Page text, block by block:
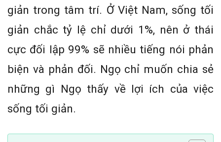
giản trong tâm trí. Ở Việt Nam, sống tối
giản chắc tỷ lệ chỉ dưới 1%, nên ở thái
cực đối lập 99% sẽ nhiều tiếng nói phản
biện và phản đối. Ngọ chỉ muốn chia sẻ
những gì Ngọ thấy về lợi ích của việc
sống tối giản.